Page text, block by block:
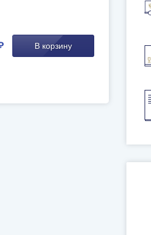
В корзину